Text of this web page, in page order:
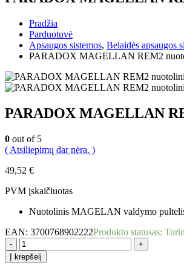
Pradžia
Parduotuvė
Apsaugos sistemos, Belaidės apsaugos
PARADOX MAGELLAN REM2
PARADOX MAGELLAN
0 out of 5
( Atsiliepimų dar nėra. )
49,52 €
PVM įskaičiuotas
Nuotolinis MAGELAN valdymo
EAN: 3700768902222Produkto statusas:
-
+
Į krepšelį